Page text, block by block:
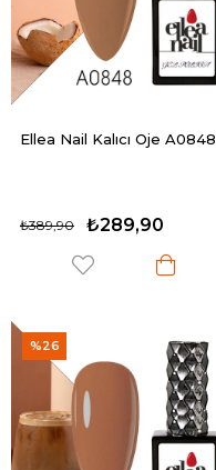
Ellea Nail Kalıcı Oje A0848
₺289,90
₺389,90
%26